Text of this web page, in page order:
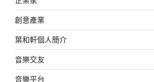
創意產業
葉和軒個人簡介
音樂交友
音樂平台